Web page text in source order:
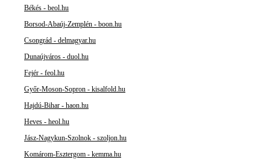
Békés - beol.hu
Borsod-Abaúj-Zemplén - boon.hu
Csongrád - delmagyar.hu
Dunaújváros - duol.hu
Fejér - feol.hu
Győr-Moson-Sopron - kisalfold.hu
Hajdú-Bihar - haon.hu
Heves - heol.hu
Jász-Nagykun-Szolnok - szoljon.hu
Komárom-Esztergom - kemma.hu